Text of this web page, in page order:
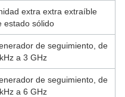
extra extra extraíble
estado sólido
de seguimiento, de
a 3 GHz
de seguimiento, de
a 6 GHz